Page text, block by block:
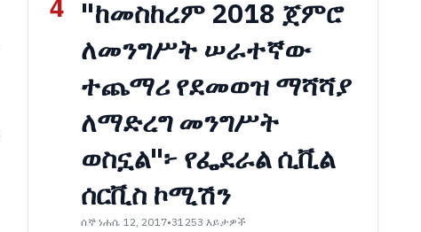
4 "ከመስከረም 2018 ጀምሮ
ለመንግሥት ሠራተኛው
ተጨማሪ የደመወዝ ማሻሻያ
ለማድረግ መንግሥት
ወስኗል"፦ የፌደራል ሲቪል
ሰርቪስ ኮሚሽን
ሰኞ ነሐሴ 12, 2017•31253 እይታዎች